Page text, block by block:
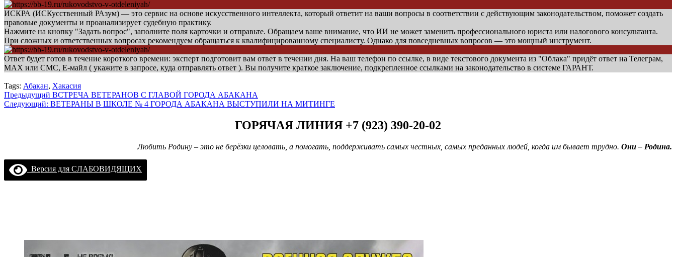
ИСКРА (ИСКусственный РАзум) — это сервис на основе искусственного интеллекта, который ответит на ваши вопросы в соответствии с действующим законодательством, поможет создать
правовые документы и проанализирует судебную практику.
Нажмите на кнопку "Задать вопрос", заполните поля карточки и отправьте. Обращаем ваше внимание, что ИИ не может заменить профессионального юриста или налогового консультанта.
При сложных и ответственных вопросах рекомендуем обращаться к квалифицированному специалисту. Однако для повседневных вопросов — это мощный инструмент.
Ответ будет готов в течение короткого времени: эксперт подготовит вам ответ в течении дня. На ваш телефон по ссылке, в виде текстового документа из "Облака" придёт ответ на Телеграм,
МАХ или СМС, Е-майл ( укажите в запросе, куда отправлять ответ ). Вы получите краткое заключение, подкрепленное ссылками на законодательство в системе ГАРАНТ.
Tags: Абакан, Хакасия
Навигация
записи
Предыдущий ВСТРЕЧА ВЕТЕРАНОВ С ГЛАВОЙ ГОРОДА АБАКАНА
Следующий: ВЕТЕРАНЫ В ШКОЛЕ № 4 ГОРОДА АБАКАНА ВЫСТУПИЛИ НА МИТИНГЕ
ГОРЯЧАЯ ЛИНИЯ +7 (923) 390-20-02
Любить Родину – это не берёзки целовать, а помогать, поддерживать самых честных, самых преданных людей, когда им бывает трудно. Они – Родина.
Версия для СЛАБОВИДЯЩИХ